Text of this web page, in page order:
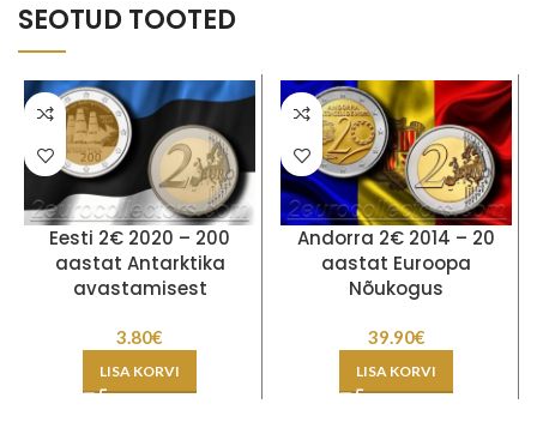
SEOTUD TOOTED
Eesti 2€ 2020 – 200
aastat Antarktika
avastamisest
3.80€
LISA KORVI
Andorra 2€ 2014 – 20
aastat Euroopa
Nõukogus
39.90€
LISA KORVI